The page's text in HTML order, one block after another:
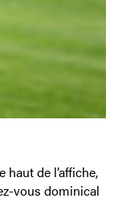
de l’affiche,
vous dominical